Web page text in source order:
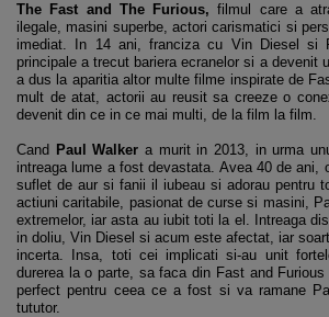
The Fast and The Furious, filmul care a
ilegale, masini superbe, actori carismatici si
imediat. In 14 ani, franciza cu Vin Diesel si
principale a trecut bariera ecranelor si a devenit
a dus la aparitia altor multe filme inspirate de
mult de atat, actorii au reusit sa creeze o
devenit din ce in ce mai multi, de la film la film.
Cand Paul Walker a murit in 2013, in urma
intreaga lume a fost devastata. Avea 40 de ani,
suflet de aur si fanii il iubeau si adorau pentru
actiuni caritabile, pasionat de curse si masini,
extremelor, iar asta au iubit toti la el. Intreaga
in doliu, Vin Diesel si acum este afectat, iar
incerta. Insa, toti cei implicati si-au unit
durerea la o parte, sa faca din Fast and
perfect pentru ceea ce a fost si va ramane
tututor.